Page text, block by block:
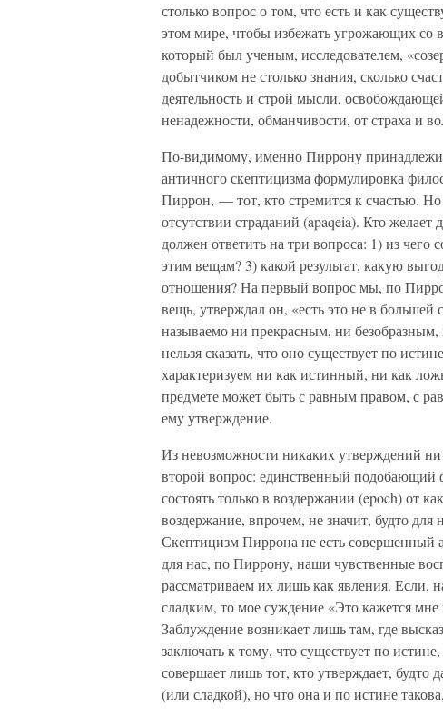
столько вопрос о том, что есть и как
этом мире, чтобы избежать угрожающих со
который был ученым, исследователем,
добытчиком не столько знания, сколько
деятельность и строй мысли,
ненадежности, обманчивости, от страха и
По-видимому, именно Пиррону
античного скептицизма формулировка
Пиррон, — тот, кто стремится к счастью. Но
отсутствии страданий (apaqeia). Кто желает
должен ответить на три вопроса: 1) из
этим вещам? 3) какой результат, какую
отношения? На первый вопрос мы, по
вещь, утверждал он, «есть это не в
называемо ни прекрасным, ни
нельзя сказать, что оно существует по
характеризуем ни как истинный, ни как
предмете может быть с равным правом, с
ему утверждение.
Из невозможности никаких утверждений
второй вопрос: единственный
состоять только в воздержании (epoch) от
воздержание, впрочем, не значит, будто для
Скептицизм Пиррона не есть совершенный
для нас, по Пиррону, наши чувственные
рассматриваем их лишь как явления. Если,
сладким, то мое суждение «Это кажется
Заблуждение возникает лишь там, где
заключать к тому, что существует по
совершает лишь тот, кто утверждает, будто
(или сладкой), но что она и по истине